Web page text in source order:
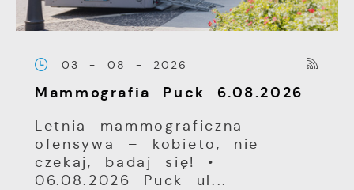
03 - 08 - 2026
Mammografia Puck 6.08.2026
Letnia mammograficzna
ofensywa – kobieto, nie
czekaj, badaj się! •
06.08.2026 Puck ul...